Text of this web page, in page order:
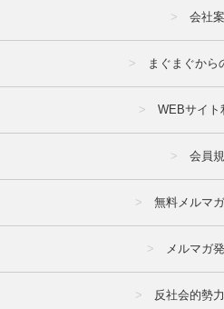
会社
まぐまぐから
WEBサイト
会員
無料メルマ
メルマガ
反社会的勢